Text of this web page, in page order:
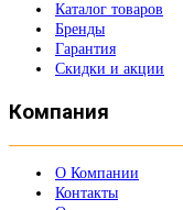
Каталог товаров
Бренды
Гарантия
Скидки и акции
Компания
О Компании
Контакты